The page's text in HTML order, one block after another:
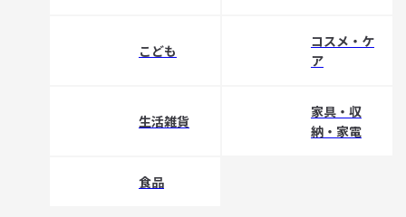
こども
コスメ・ケ
ア
生活雑貨
家具・収
納・家電
食品